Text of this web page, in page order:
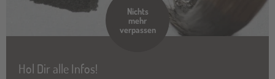
Nichts
mehr
verpassen
Hol Dir alle Infos!